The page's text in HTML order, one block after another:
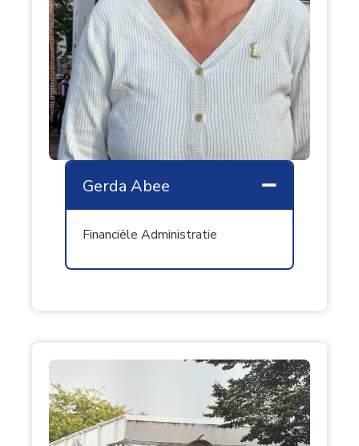
Gerda Abee
Financiële Administratie